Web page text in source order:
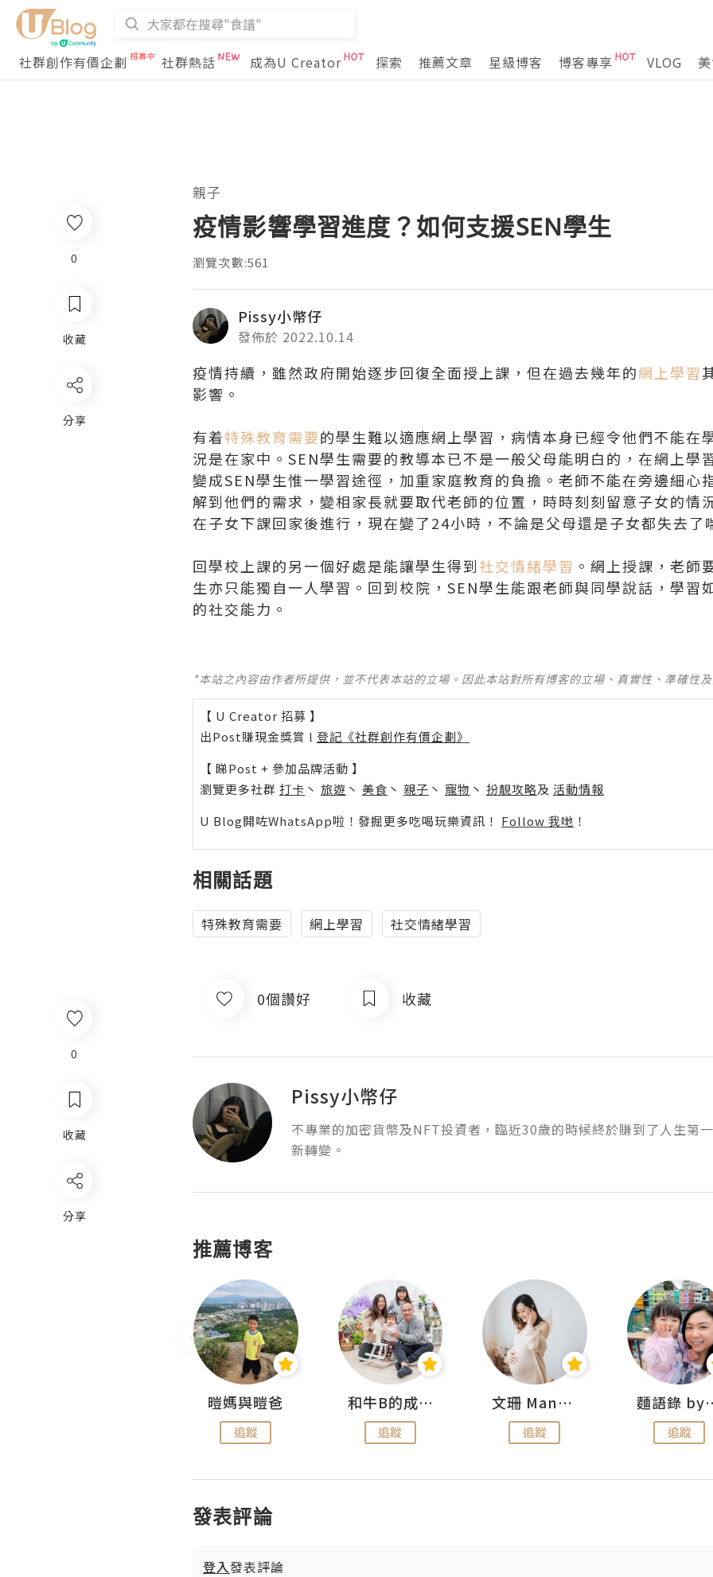
社群創作有價企劃
社群熱話 成為U Creator 探索 推薦文章 星級博客 博客專享 VLOG
0
收藏
分享
親子
疫情影響學習進度？如何支援SEN學生
瀏覽次數:561
Pissy小幣仔
發佈於 2022.10.14
疫情持續，雖然政府開始逐步回復全面授上課，但在過去幾年的網上學習
影響。
有着特殊教育需要的學生難以適應網上學習，病情本身已經令他們不能在
況是在家中。SEN學生需要的教導本已不是一般父母能明白的，在網上學
變成SEN學生惟一學習途徑，加重家庭教育的負擔。老師不能在旁邊細心
解到他們的需求，變相家長就要取代老師的位置，時時刻刻留意子女的情
在子女下課回家後進行，現在變了24小時，不論是父母還是子女都失去了
回學校上課的另一個好處是能讓學生得到社交情緒學習 。網上授課，老師
生亦只能獨自一人學習。回到校院，SEN學生能跟老師與同學說話，學習
的社交能力。
*本站之內容由作者所提供，並不代表本站的立場。因此本站對所有博客的立場、真實性、準確性
【 U Creator 招募 】
出Post賺現金獎賞 l 登記《社群創作有價企劃》
【 睇Post + 參加品牌活動 】
瀏覽更多社群 打卡 丶 旅遊 丶 美食 丶 親子 丶 寵物 丶 扮靚攻略及 活動情報
U Blog開咗WhatsApp啦！發掘更多吃喝玩樂資訊！ Follow 我哋 ！
相關話題
特殊教育需要 網上學習 社交情緒學習
0個讚好 收藏
Pissy小幣仔
不專業的加密貨幣及NFT投資者，臨近30歲的時候終於賺到了人生第
新轉變。
推薦博客
暟媽與暟爸
追蹤
和牛B的成長日記
追蹤
文珊 ManShan
追蹤
麵語
追蹤
發表評論
登入發表評論
0
收藏
分享